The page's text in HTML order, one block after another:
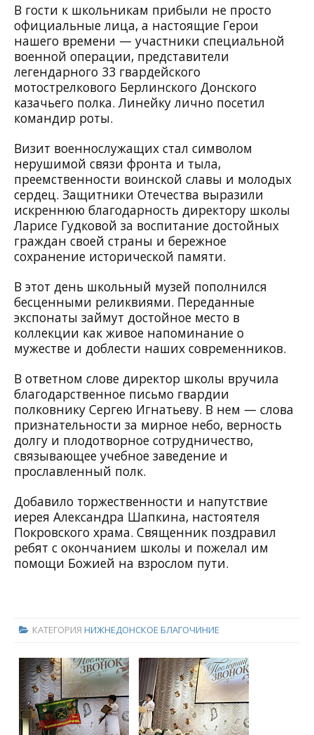
В гости к школьникам прибыли не просто
официальные лица, а настоящие Герои
нашего времени — участники специальной
военной операции, представители
легендарного 33 гвардейского
мотострелкового Берлинского Донского
казачьего полка. Линейку лично посетил
командир роты.
Визит военнослужащих стал символом
нерушимой связи фронта и тыла,
преемственности воинской славы и молодых
сердец. Защитники Отечества выразили
искреннюю благодарность директору школы
Ларисе Гудковой за воспитание достойных
граждан своей страны и бережное
сохранение исторической памяти.
В этот день школьный музей пополнился
бесценными реликвиями. Переданные
экспонаты займут достойное место в
коллекции как живое напоминание о
мужестве и доблести наших современников.
В ответном слове директор школы вручила
благодарственное письмо гвардии
полковнику Сергею Игнатьеву. В нем — слова
признательности за мирное небо, верность
долгу и плодотворное сотрудничество,
связывающее учебное заведение и
прославленный полк.
Добавило торжественности и напутствие
иерея Александра Шапкина, настоятеля
Покровского храма. Священник поздравил
ребят с окончанием школы и пожелал им
помощи Божией на взрослом пути.
КАТЕГОРИЯ НИЖНЕДОНСКОЕ БЛАГОЧИНИЕ